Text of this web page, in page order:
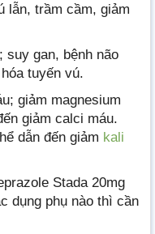
lẫn, trầm cầm, giảm
suy gan, bệnh não
tuyến vú.
giảm magnesium
giảm calci máu.
dẫn đến giảm kali
Stada 20mg
dụng phụ nào thì cần